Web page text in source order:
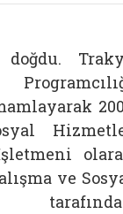
doğdu.
ve